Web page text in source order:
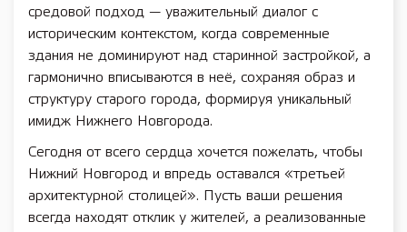
средовой подход — уважительный диалог с
историческим контекстом, когда современные
здания не доминируют над старинной застройкой, а
гармонично вписываются в неё, сохраняя образ и
структуру старого города, формируя уникальный
имидж Нижнего Новгорода.
Сегодня от всего сердца хочется пожелать, чтобы
Нижний Новгород и впредь оставался «третьей
архитектурной столицей». Пусть ваши решения
всегда находят отклик у жителей, а реализованные